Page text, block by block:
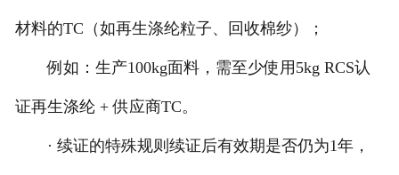
材料的TC（如再生涤纶粒子、回收棉纱）；
例如：生产100kg面料，需至少使用5kg RCS认
证再生涤纶 + 供应商TC。
· 续证的特殊规则续证后有效期是否仍为1年，